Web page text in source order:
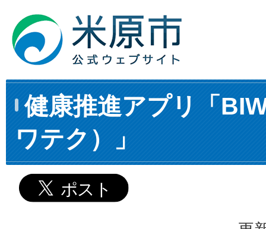
健康推進アプリ「
ワテク）」